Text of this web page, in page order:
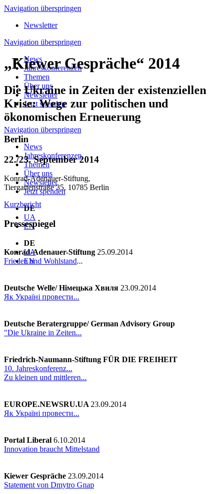
Navigation überspringen
Newsletter
Navigation überspringen
News
Jahreskonferenzen
Themen
Über uns
Newsletter
Jetzt spenden
Navigation überspringen
News
Jahreskonferenzen
Themen
Über uns
Newsletter
Jetzt spenden
DE
UA
EN
DE
UA
EN
„Kiewer Gespräche“ 2014
Die Ukraine in Zeiten der existenziellen
Krise: Wege zur politischen und
ökonomischen Erneuerung
Berlin
22./23. September 2014
Konrad-Adenauer-Stiftung,
Tiergartenstraße 35, 10785 Berlin
Kurzbericht
Pressespiegel
Konrad-Adenauer-Stiftung 25.09.2014
Frieden und Wohlstand...
Deutsche Welle/ Німецька Хвиля 23.09.2014
Як Україні провести...
Deutsche Beratergruppe/ German Advisory Group
"Die Ukraine in Zeiten...
Friedrich-Naumann-Stiftung FÜR DIE FREIHEIT
10. Jahreskonferenz...
Zu kleinen und mittleren...
EUROPE.NEWSRU.UA 23.09.2014
Як Україні провести...
Portal Liberal 6.10.2014
Innovation braucht Mittelstand
Kiewer Gespräche 23.09.2014
Statement von Dmytro Gnap